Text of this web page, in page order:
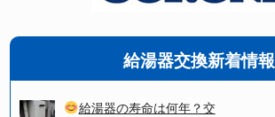
給湯器交換新着情報
給湯器の寿命は何年？交